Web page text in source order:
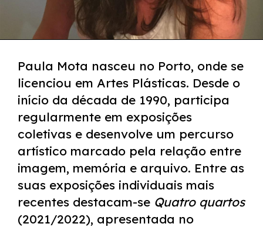
Paula Mota nasceu no Porto, onde se
licenciou em Artes Plásticas. Desde o
início da década de 1990, participa
regularmente em exposições
coletivas e desenvolve um percurso
artístico marcado pela relação entre
imagem, memória e arquivo. Entre as
suas exposições individuais mais
recentes destacam-se Quatro quartos
(2021/2022), apresentada no